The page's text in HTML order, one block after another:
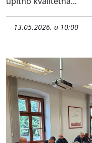
13.05.2026. u 10:00